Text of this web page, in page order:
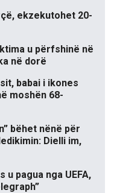
ekzekutohet 20-
u përfshinë në
në dorë
babai i ikones
moshën 68-
bëhet nënë për
Dielli im,
u pagua nga UEFA,